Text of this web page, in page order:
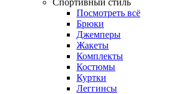
Посмотреть всё
Брюки
Джемперы
Жакеты
Комплекты
Костюмы
Куртки
Леггинсы